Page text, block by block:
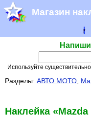
Магазин
Используйте
Разделы: АВТО МОТО
Наклейка